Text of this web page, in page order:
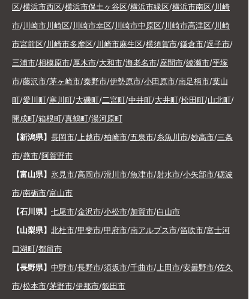
区/横浜市西区/横浜市保土ヶ谷区/横浜市緑区/横浜市南区/川崎
市/川崎市川崎区/川崎市幸区/川崎市中原区/川崎市高津区/川崎
市宮前区/川崎市多摩区/川崎市麻生区/横須賀市/鎌倉市/逗子市/
三浦市/相模原市/厚木市/大和市/海老名市/座間市/綾瀬市/平塚
市/藤沢市/茅ヶ崎市/秦野市/伊勢原市/小田原市/南足柄市/葉山
町/愛川町/寒川町/大磯町/二宮町/中井町/大井町/松田町/山北町/
開成町/箱根町/真鶴町/湯河原町
【新潟県】 長岡市/上越市/柏崎市/五泉市/糸魚川市/妙高市/三条
市/燕市/阿賀野市
【富山県】 氷見市/高岡市/滑川市/魚津市/射水市/小矢部市/砺波
市/南砺市/富山市
【石川県】 七尾市/金沢市/小松市/加賀市/白山市
【山梨県】 北杜市/甲斐市/甲府市/南アルプス市/笛吹市/富士河
口湖町/都留市
【長野県】 中野市/長野市/須坂市/千曲市/上田市/安曇野市/佐久
市/松本市/茅野市/伊那市/飯田市